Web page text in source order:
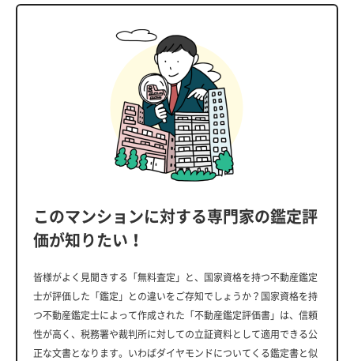
このマンションに対する専門家の鑑定評
価が知りたい！
皆様がよく見聞きする「無料査定」と、国家資格を持つ不動産鑑定
士が評価した「鑑定」との違いをご存知でしょうか？国家資格を持
つ不動産鑑定士によって作成された「不動産鑑定評価書」は、信頼
性が高く、税務署や裁判所に対しての立証資料として適用できる公
正な文書となります。いわばダイヤモンドについてくる鑑定書と似